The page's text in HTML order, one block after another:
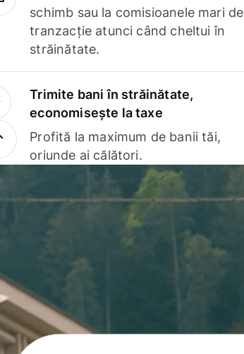
schimb sau la comisioanele mari de
tranzacție atunci când cheltui în
străinătate.
Trimite bani în străinătate,
economisește la taxe
Profită la maximum de banii tăi,
oriunde ai călători.